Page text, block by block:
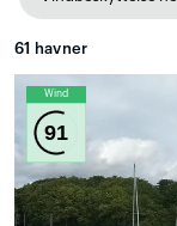
61 havner
Wind
91